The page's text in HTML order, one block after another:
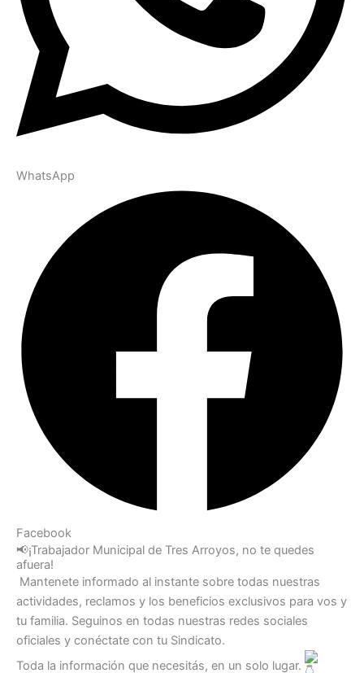
WhatsApp
Facebook
📢¡Trabajador Municipal de Tres Arroyos, no te quedes
afuera!
Mantenete informado al instante sobre todas nuestras
actividades, reclamos y los beneficios exclusivos para vos y
tu familia. Seguinos en todas nuestras redes sociales
oficiales y conéctate con tu Sindicato.
Toda la información que necesitás, en un solo lugar.